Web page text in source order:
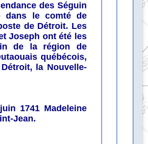
des Séguin
dans le comté de
de Détroit. Les
Joseph ont été les
de la région de
québécois,
la Nouvelle-
1741 Madeleine
Jean.